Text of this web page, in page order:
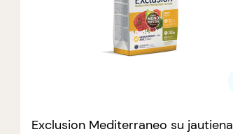
Exclusion Mediterraneo su jautiena